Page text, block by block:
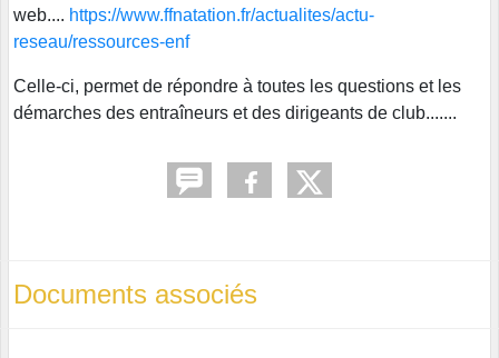
web.... https://www.ffnatation.fr/actualites/actu-
reseau/ressources-enf
Celle-ci, permet de répondre à toutes les questions et les
démarches des entraîneurs et des dirigeants de club.......
Documents associés